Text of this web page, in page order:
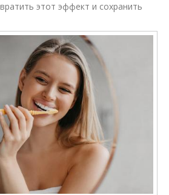
этот эффект и сохранить